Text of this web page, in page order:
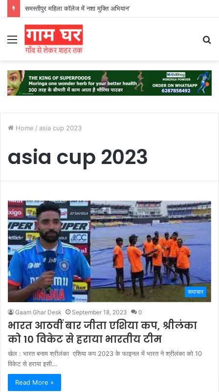
समस्तीपुर महिला कॉलेज में नशा मुक्ति अभियान’
Menu
Home / asia cup 2023
asia cup 2023
समाचार
Gaam Ghar Desk September 18, 2023 0
भारत आठवीं बार जीता एशिया कप, श्रीलंका
को 10 विकेट से हराया भारतीय टीम
खेल : भारत बनाम श्रीलंका एशिया कप 2023 के फाइनल में भारत ने श्रीलंका को 10
विकेट से हराया इसी…
Read More »